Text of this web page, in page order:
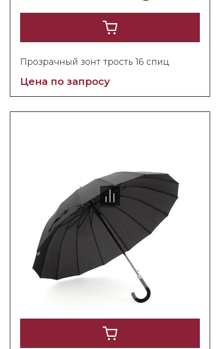
Прозрачный зонт трость 16 спиц
Цена по запросу